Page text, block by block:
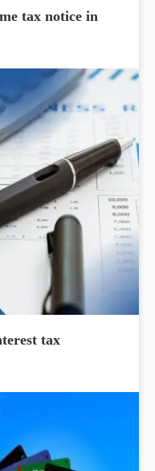
tax notice in
tax